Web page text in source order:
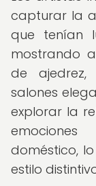
capturar la
que tenían
mostrando
de
salones
explorar la
doméstico,
estilo